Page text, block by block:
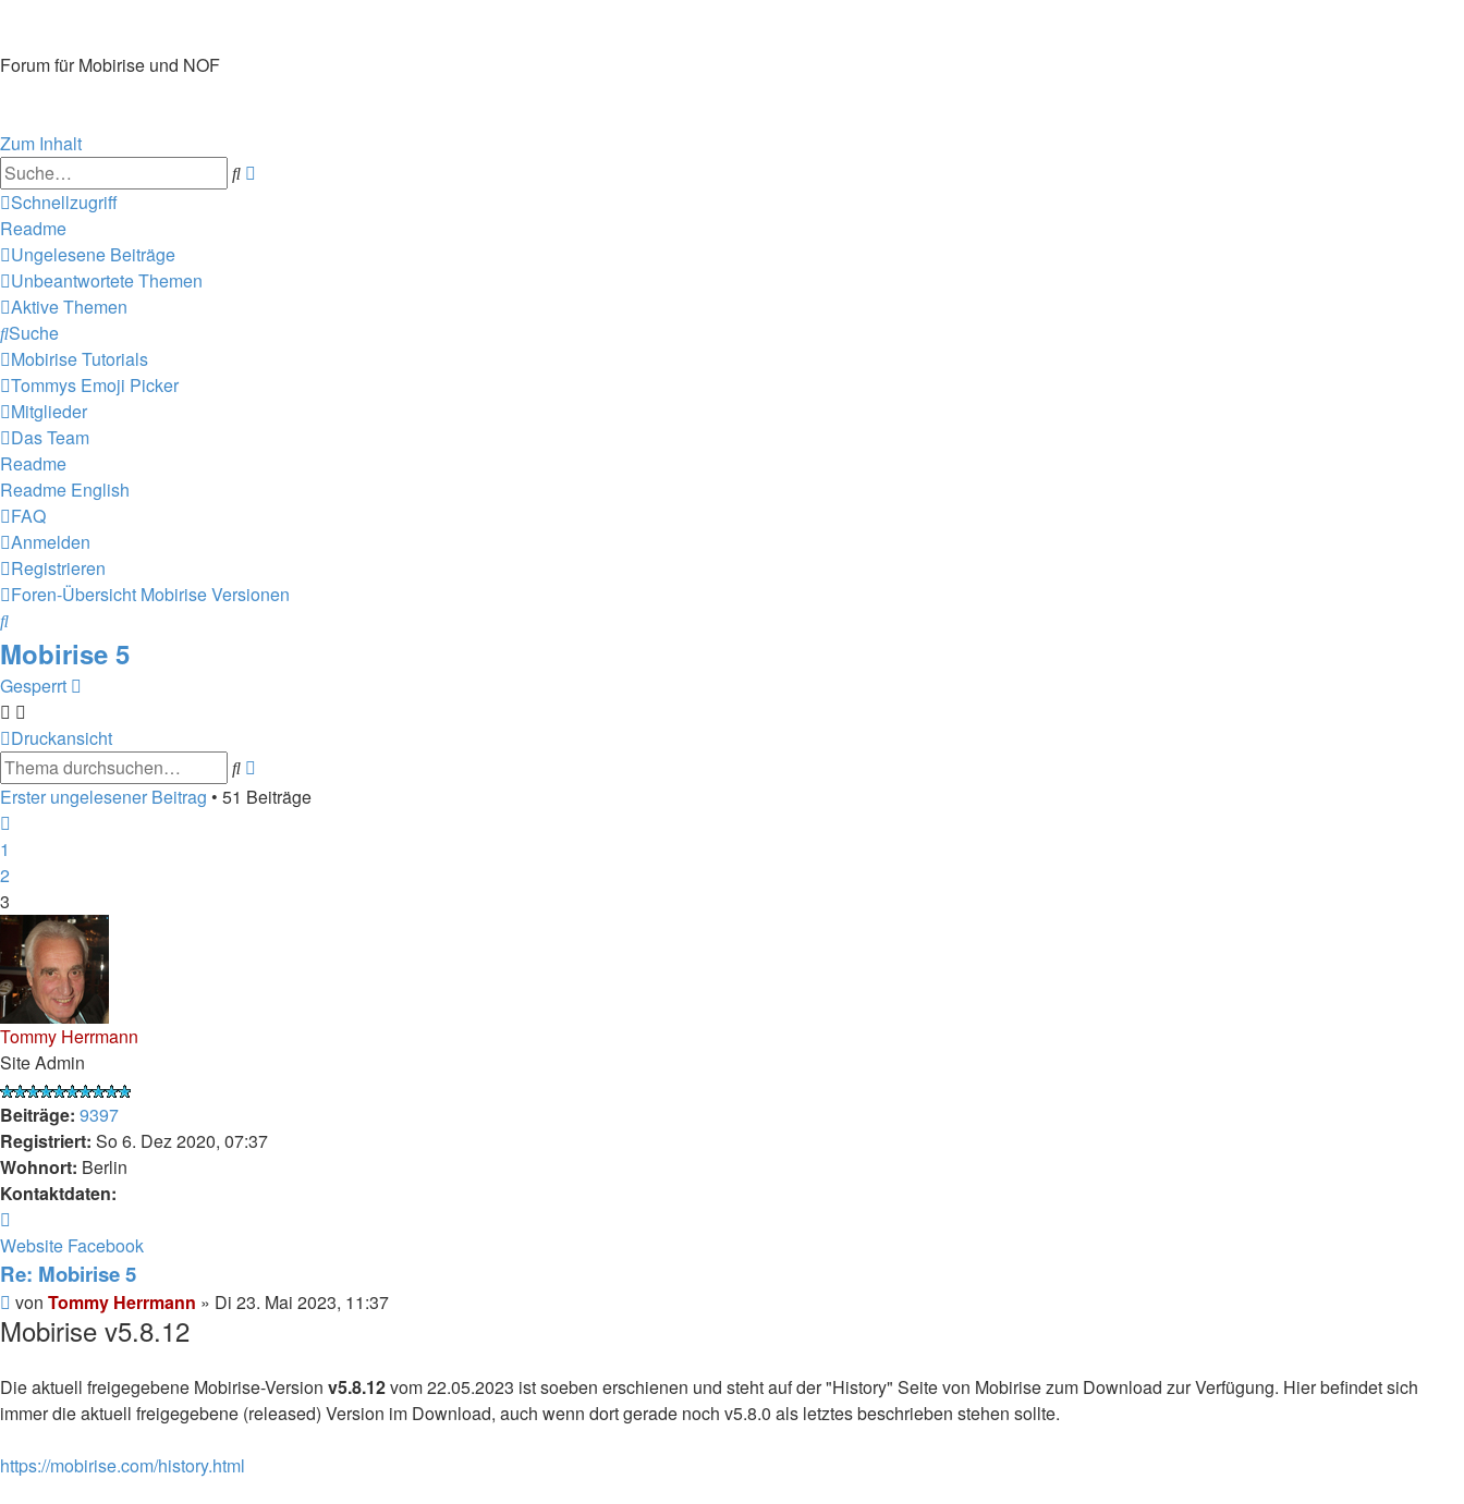
Forum für Mobirise und NOF
Zum Inhalt
Suche
Schnellzugriff
Readme
Ungelesene Beiträge
Unbeantwortete Themen
Aktive Themen
Suche
Mobirise Tutorials
Tommys Emoji Picker
Mitglieder
Das Team
Readme
Readme English
FAQ
Anmelden
Registrieren
Foren-Übersicht Mobirise Versionen
Suche
Mobirise 5
Gesperrt
Druckansicht
Suche
Suche
Erster ungelesener Beitrag • 51 Beiträge
1
2
3
Tommy Herrmann
Site Admin
Beiträge: 9397
Registriert: So 6. Dez 2020, 07:37
Wohnort: Berlin
Kontaktdaten:
von
Tommy
Herrmann
Website Facebook
Re: Mobirise 5
Ungelesener
Beitrag
von Tommy Herrmann » Di 23. Mai 2023, 11:37
Mobirise v5.8.12
Die aktuell freigegebene Mobirise-Version v5.8.12vom 22.05.2023 ist soeben erschienen und steht auf der "History" Seite von Mobirise zum Download zur Verfügung. Hier befindet sich
immer die aktuell freigegebene (released) Version im Download, auch wenn dort gerade noch v5.8.0 als letztes beschrieben stehen sollte.
https://mobirise.com/history.html